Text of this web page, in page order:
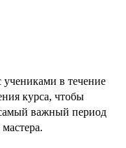
в течение
курса, чтобы
самый важный период